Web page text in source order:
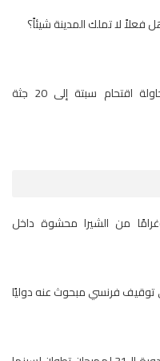
فعلاً لا تملك المدينة شيئاً؟
ارتفاع حصيلة ضحايا محاولة اقتحام سبتة إلى 20 جثة
350 كيلوغرامًا من الشيرا محشوة داخل
توقيف فرنسي مبحوث عنه دوليًا